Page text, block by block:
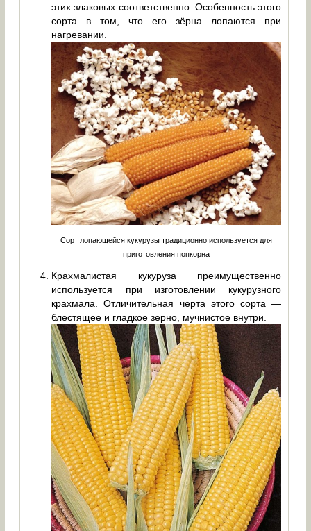
этих злаковых соответственно. Особенность этого
сорта в том, что его зёрна лопаются при
нагревании.
Сорт лопающейся кукурузы традиционно используется для
приготовления попкорна
Крахмалистая кукуруза преимущественно
используется при изготовлении кукурузного
крахмала. Отличительная черта этого сорта —
блестящее и гладкое зерно, мучнистое внутри.